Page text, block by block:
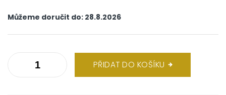
cena:
Můžeme doručit do: 28.8.2026
PŘIDAT DO KOŠÍKU